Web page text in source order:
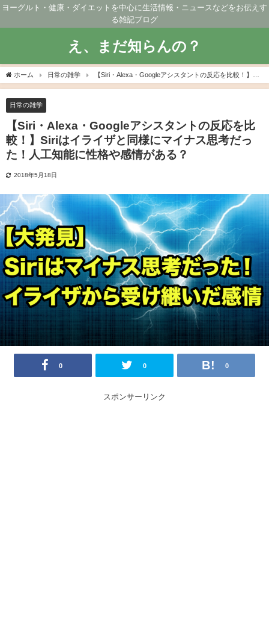
ヨーグルト・健康・ダイエットを中心に生活情報・ニュースなどをお伝えす
る雑記ブログ
え、まだ知らんの？
ホーム 日常の雑学
【Siri・Alexa・Googleアシスタントの反応を比較！】Siri
はイライザと同様にマイナス思考だった！人工知能に性格や感情がある？
日常の雑学
【Siri・Alexa・Googleアシスタントの反応を比
較！】Siriはイライザと同様にマイナス思考だっ
た！人工知能に性格や感情がある？
2018年5月18日
0 0 0
スポンサーリンク